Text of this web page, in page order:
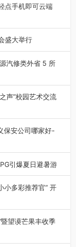
点手机即可云端
务厅指导，贵阳
盛大举行
放心装”新品发布
汽修类外省 5 所
数段考生可选择
声”校园艺术交流
春之声”校园管
保安公司哪家好-
理、建筑工地施
引爆夏日避暑游
九洞天景区，贵
小多彩推荐官” 开
国全国阅读行动
望谟芒果丰收季
，2026“贵州村